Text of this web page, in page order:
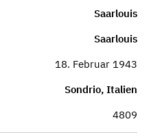
Saarlouis
Saarlouis
18. Februar 1943
Sondrio, Italien
4809